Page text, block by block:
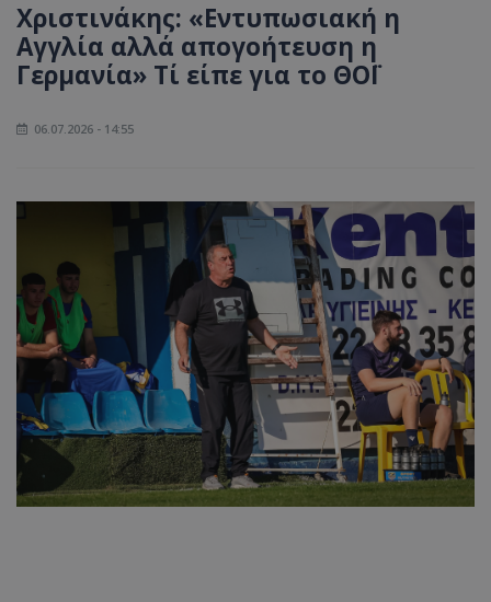
Χριστινάκης: «Εντυπωσιακή η
Αγγλία αλλά απογοήτευση η
Γερμανία» Τί είπε για το ΘΟΪ
06.07.2026 - 14:55